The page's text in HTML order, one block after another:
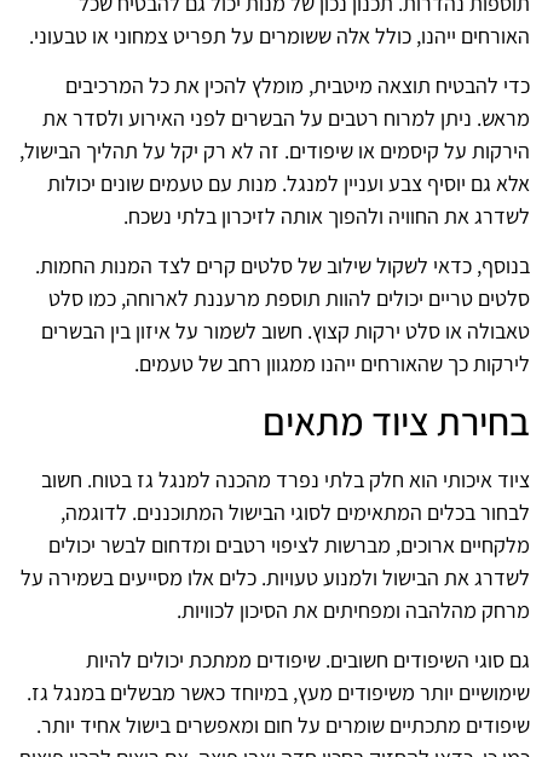
האורחים ייהנו, כולל אלה ששומרים על תפריט צמחוני או טבעוני.
כדי להבטיח תוצאה מיטבית, מומלץ להכין את כל המרכיבים
מראש. ניתן למרוח רטבים על הבשרים לפני האירוע ולסדר את
הירקות על קיסמים או שיפודים. זה לא רק יקל על תהליך הבישול,
אלא גם יוסיף צבע ועניין למנגל. מנות עם טעמים שונים יכולות
לשדרג את החוויה ולהפוך אותה לזיכרון בלתי נשכח.
בנוסף, כדאי לשקול שילוב של סלטים קרים לצד המנות החמות.
סלטים טריים יכולים להוות תוספת מרעננת לארוחה, כמו סלט
טאבולה או סלט ירקות קצוץ. חשוב לשמור על איזון בין הבשרים
לירקות כך שהאורחים ייהנו ממגוון רחב של טעמים.
בחירת ציוד מתאים
ציוד איכותי הוא חלק בלתי נפרד מהכנה למנגל גז בטוח. חשוב
לבחור בכלים המתאימים לסוגי הבישול המתוכננים. לדוגמה,
מלקחיים ארוכים, מברשות לציפוי רטבים ומדחום לבשר יכולים
לשדרג את הבישול ולמנוע טעויות. כלים אלו מסייעים בשמירה על
מרחק מהלהבה ומפחיתים את הסיכון לכוויות.
גם סוגי השיפודים חשובים. שיפודים ממתכת יכולים להיות
שימושיים יותר משיפודים מעץ, במיוחד כאשר מבשלים במנגל גז.
שיפודים מתכתיים שומרים על חום ומאפשרים בישול אחיד יותר.